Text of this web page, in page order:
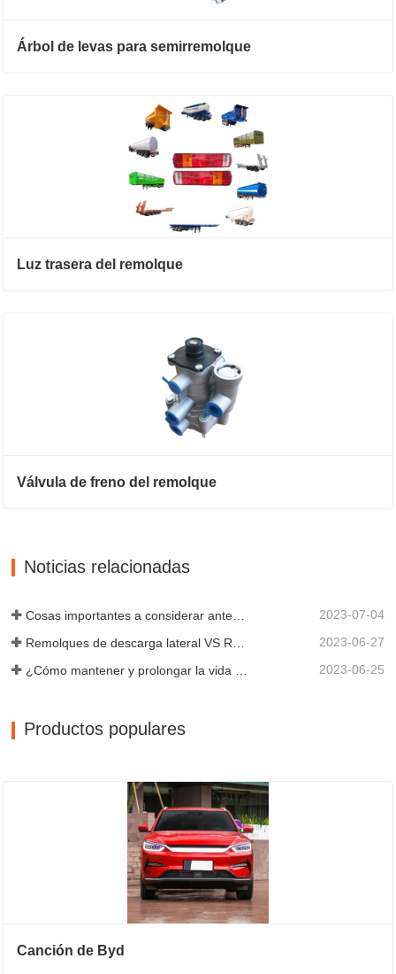
Árbol de levas para semirremolque
Luz trasera del remolque
Válvula de freno del remolque
Noticias relacionadas
2023-07-04
2023-06-27
¿Cómo mantener y prolongar la vida útil de los remolques de descarga final? 2023-06-25
Productos populares
Canción de Byd